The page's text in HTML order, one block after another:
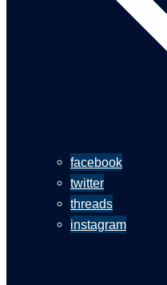
facebook
twitter
threads
instagram